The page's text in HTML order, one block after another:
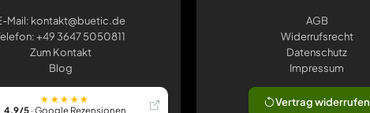
Mail: kontakt@buetic.de
+49 3647 5050811
Zum Kontakt
Blog
★★★★★
4,9/5 · Google Rezensionen
AGB
Widerrufsrecht
Datenschutz
Impressum
Vertrag widerrufen